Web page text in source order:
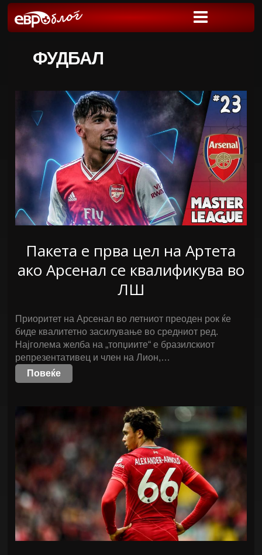
ФУДБАЛ
Пакета е прва цел на Артета
ако Арсенал се квалификува во
ЛШ
Приоритет на Арсенал во летниот преоден рок ќе
биде квалитетно засилување во средниот ред.
Најголема желба на „топџиите“ е бразилскиот
репрезентативец и член на Лион,…
Повеќе